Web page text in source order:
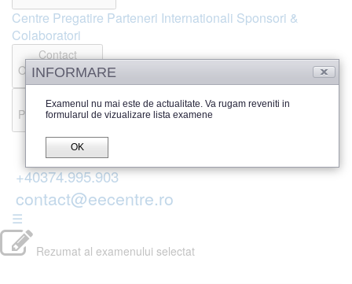
Centre Pregatire Parteneri Internationali Sponsori &
Colaboratori
Contact
Offline si Online
Recenzii
Parerea publicului
+40374.995.903
contact@eecentre.ro
☰
Rezumat al examenului selectat
INFORMARE
Examenul nu mai este de actualitate. Va rugam reveniti in
formularul de vizualizare lista examene
OK